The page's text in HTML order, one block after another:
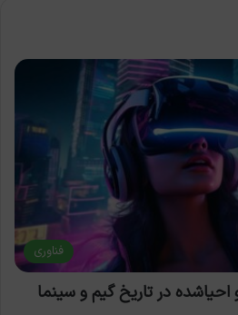
فناوری
در تاریخ گیم و سینما